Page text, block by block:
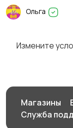
Ольга
Измените
Магазины
Служба